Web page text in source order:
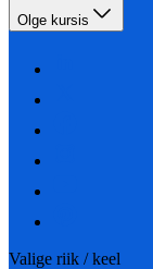
Olge kursis
Valige riik / keel